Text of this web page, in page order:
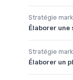
Stratégie
Élaborer
Stratégie
Élaborer un